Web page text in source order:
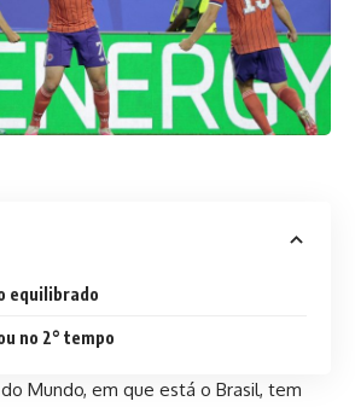
equilibrado
no 2° tempo
Mundo, em que está o Brasil, tem